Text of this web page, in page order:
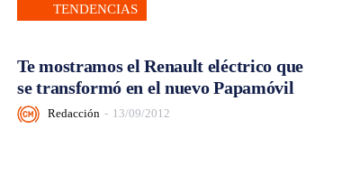
TENDENCIAS
Te mostramos el Renault eléctrico que
se transformó en el nuevo Papamóvil
Redacción - 13/09/2012